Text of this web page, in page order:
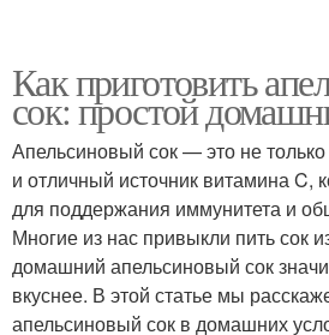
Как приготовить
сок: простой
Апельсиновый сок — это не
и отличный источник витамина C,
для поддержания иммунитета и
Многие из нас привыкли пить сок
домашний апельсиновый сок
вкуснее. В этой статье мы
апельсиновый сок в домашних